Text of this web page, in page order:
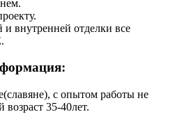
внутренней отделки все
с опытом работы не
возраст 35-40лет.